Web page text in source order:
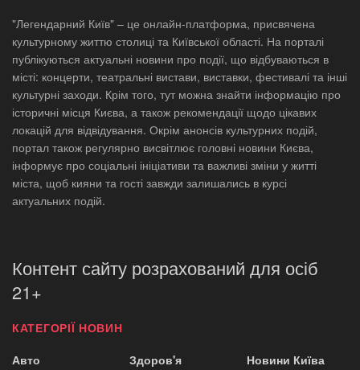
"Легендарний Київ" – це онлайн-платформа, присвячена
культурному життю столиці та Київської області. На порталі
публікуються актуальні новини про події, що відбуваються в
місті: концерти, театральні вистави, виставки, фестивалі та інші
культурні заходи. Крім того, тут можна знайти інформацію про
історичні місця Києва, а також рекомендації щодо цікавих
локацій для відвідування. Окрім анонсів культурних подій,
портал також регулярно висвітлює головні новини Києва,
інформує про соціальні ініціативи та важливі зміни у житті
міста, щоб кияни та гості завжди залишались в курсі
актуальних подій.
Контент сайту розрахований для осіб
21+
КАТЕГОРІЇ НОВИН
Авто
Здоров'я Новини Київа